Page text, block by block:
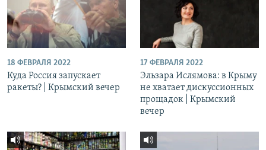
18 ФЕВРАЛЯ 2022
Куда Россия запускает
ракеты? | Крымский вечер
17 ФЕВРАЛЯ 2022
Эльзара Ислямова: в Крыму
не хватает дискуссионных
прощадок | Крымский
вечер